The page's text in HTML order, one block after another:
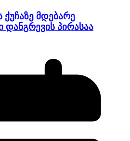
ქუჩაზე მდებარე
პირასაა